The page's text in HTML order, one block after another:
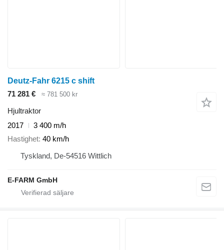
Deutz-Fahr 6215 c shift
71 281 €
≈ 781 500 kr
Hjultraktor
2017
3 400 m/h
Hastighet 40 km/h
Tyskland, De-54516 Wittlich
E-FARM GmbH